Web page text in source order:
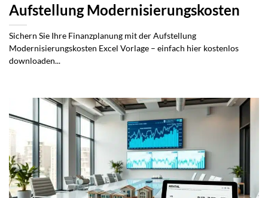
Aufstellung Modernisierungskosten
Sichern Sie Ihre Finanzplanung mit der Aufstellung
Modernisierungskosten Excel Vorlage – einfach hier kostenlos
downloaden...